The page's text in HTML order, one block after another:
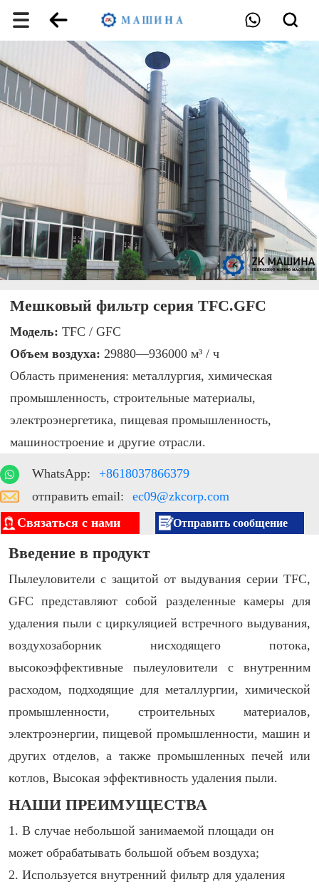
Мешковый фильтр серия TFC.GFC
Модель:TFC / GFC
Объем воздуха: 29880—936000 м³ / ч
Область применения: металлургия, химическая
промышленность, строительные материалы,
электроэнергетика, пищевая промышленность,
машиностроение и другие отрасли.
WhatsApp:
+8618037866379
отправить email:
ec09@zkcorp.com
Связаться с нами
Отправить сообщение
Введение в продукт
Пылеуловители с защитой от выдувания серии TFC,
GFC представляют собой разделенные камеры для
удаления пыли с циркуляцией встречного выдувания,
воздухозаборник нисходящего потока,
высокоэффективные пылеуловители с внутренним
расходом, подходящие для металлургии, химической
промышленности, строительных материалов,
электроэнергии, пищевой промышленности, машин и
других отделов, а также промышленных печей или
котлов, Высокая эффективность удаления пыли.
НАШИ ПРЕИМУЩЕСТВА
1. В случае небольшой занимаемой площади он
может обрабатывать большой объем воздуха;
2. Используется внутренний фильтр для удаления